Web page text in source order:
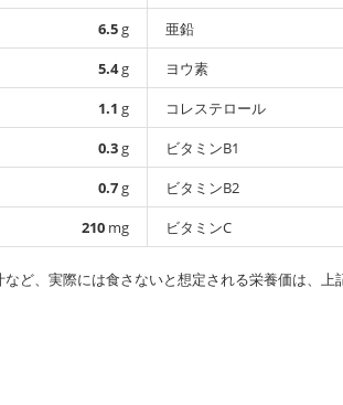
6.5g
5.4g
1.1 g
0.3g
0.7g
210 mg
亜鉛
ヨウ素
コレステロール
ビタミンB1
ビタミンB2
ビタミンC
ど、実際には食さないと想定される栄養価は、上